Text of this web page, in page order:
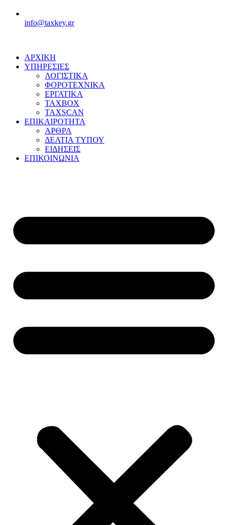
info@taxkey.gr
ΑΡΧΙΚΗ
ΥΠΗΡΕΣΙΕΣ
ΛΟΓΙΣΤΙΚΑ
ΦΟΡΟΤΕΧΝΙΚΑ
ΕΡΓΑΤΙΚΑ
TAXBOX
TAXSCAN
ΕΠΙΚΑΙΡΟΤΗΤΑ
ΑΡΘΡΑ
ΔΕΛΤΙΑ ΤΥΠΟΥ
ΕΙΔΗΣΕΙΣ
ΕΠΙΚΟΙΝΩΝΙΑ